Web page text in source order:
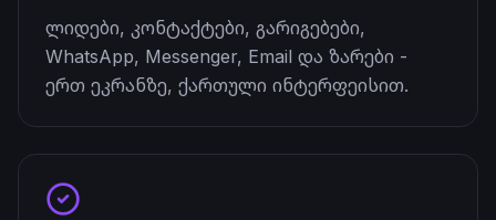
ლიდები, კონტაქტები, გარიგებები,
WhatsApp, Messenger, Email და ზარები -
ერთ ეკრანზე, ქართული ინტერფეისით.